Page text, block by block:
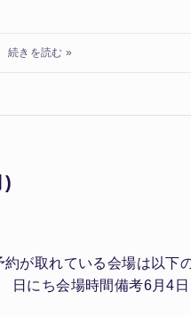
)
約が取れている会場は以
にち会場時間備考6月4